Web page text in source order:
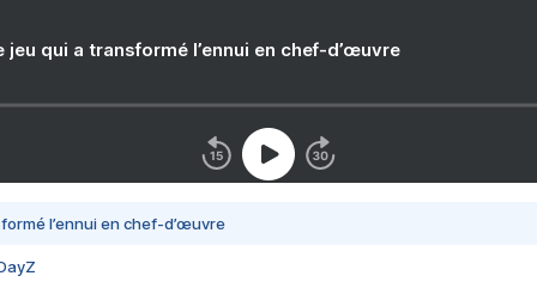
jeu qui a transformé l’ennui en chef-d’œuvre
l’ennui en chef-d’œuvre